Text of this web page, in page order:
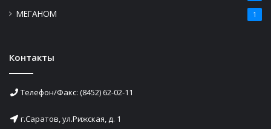
МЕГАНОМ 1
Контакты
Телефон/Факс: (8452) 62-02-11
г.Саратов, ул.Рижская, д. 1